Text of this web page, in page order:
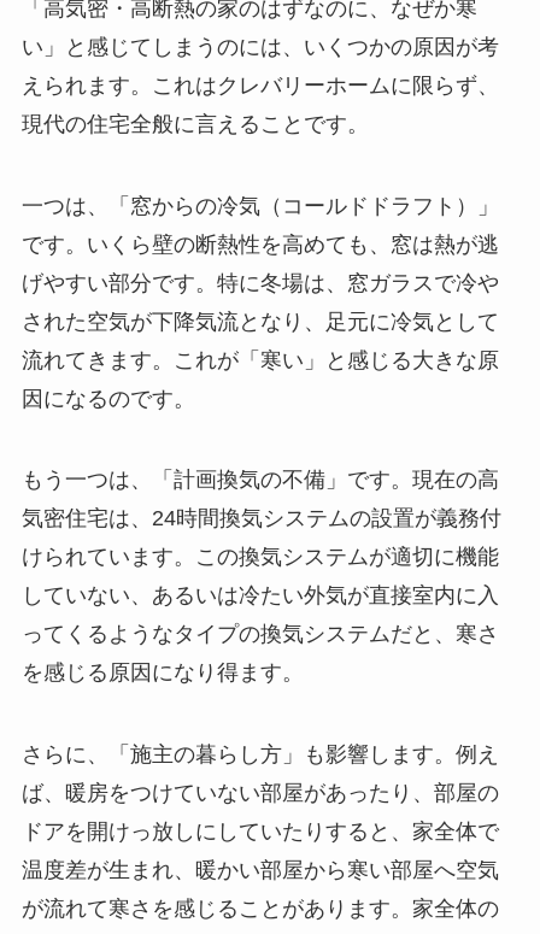
「高気密・高断熱の家のはずなのに、なぜか寒
い」と感じてしまうのには、いくつかの原因が考
えられます。これはクレバリーホームに限らず、
現代の住宅全般に言えることです。
一つは、「窓からの冷気（コールドドラフト）」
です。いくら壁の断熱性を高めても、窓は熱が逃
げやすい部分です。特に冬場は、窓ガラスで冷や
された空気が下降気流となり、足元に冷気として
流れてきます。これが「寒い」と感じる大きな原
因になるのです。
もう一つは、「計画換気の不備」です。現在の高
気密住宅は、24時間換気システムの設置が義務付
けられています。この換気システムが適切に機能
していない、あるいは冷たい外気が直接室内に入
ってくるようなタイプの換気システムだと、寒さ
を感じる原因になり得ます。
さらに、「施主の暮らし方」も影響します。例え
ば、暖房をつけていない部屋があったり、部屋の
ドアを開けっ放しにしていたりすると、家全体で
温度差が生まれ、暖かい部屋から寒い部屋へ空気
が流れて寒さを感じることがあります。家全体の